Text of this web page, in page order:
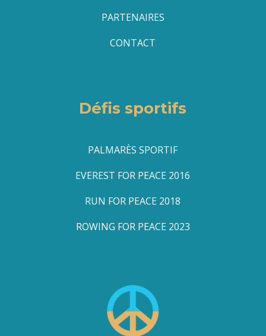
PARTENAIRES
CONTACT
Défis sportifs
PALMARÈS SPORTIF
EVEREST FOR PEACE 2016
RUN FOR PEACE 2018
ROWING FOR PEACE 2023